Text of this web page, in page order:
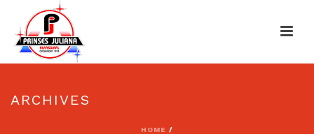
ARCHIVES
HOME /